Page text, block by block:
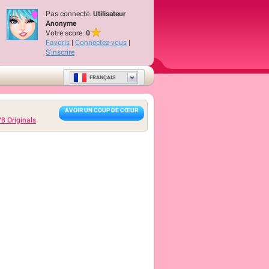
Pas connecté. Utilisateur
Anonyme
Votre score: 0
Favoris | Connectez-vous |
S'inscrire
FRANÇAIS
AVOIR UN COUP DE CŒUR
Originals